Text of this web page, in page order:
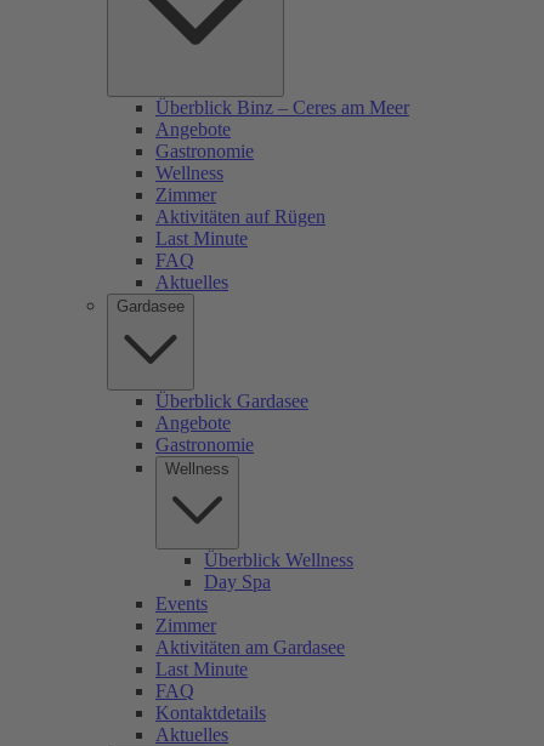
Überblick Binz – Ceres am Meer
Angebote
Gastronomie
Wellness
Zimmer
Aktivitäten auf Rügen
Last Minute
FAQ
Aktuelles
Gardasee
Überblick Gardasee
Angebote
Gastronomie
Wellness
Überblick Wellness
Day Spa
Events
Zimmer
Aktivitäten am Gardasee
Last Minute
FAQ
Kontaktdetails
Aktuelles